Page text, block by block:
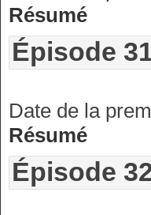
Résumé
Épisode
Date de la
Résumé
Épisode